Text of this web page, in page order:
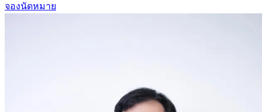
จองนัดหมาย